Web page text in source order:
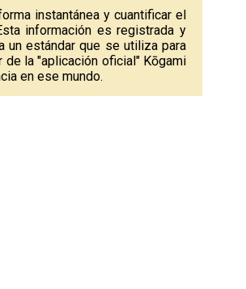
instantánea y cuantificar el
información es registrada y
un estándar que se utiliza para
de la "aplicación oficial" Kōgami
en ese mundo.